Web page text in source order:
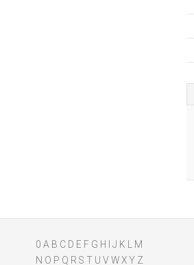
0 A B C D E F G H J K
M
N O P Q R S T U V WXY Z